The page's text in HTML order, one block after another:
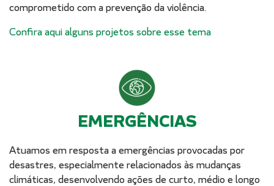
comprometido com a prevenção da violência.
Confira aqui alguns projetos sobre esse tema
EMERGÊNCIAS
Atuamos em resposta a emergências provocadas por
desastres, especialmente relacionados às mudanças
climáticas, desenvolvendo ações de curto, médio e longo